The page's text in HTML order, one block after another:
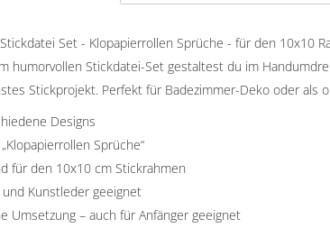
Set - Klopapierrollen Sprüche - für den 10x10
humorvollen Stickdatei-Set gestaltest du im
Stickprojekt. Perfekt für Badezimmer-Deko oder als
Designs
Sprüche“
für den 10x10 cm Stickrahmen
Kunstleder geeignet
Umsetzung – auch für Anfänger geeignet